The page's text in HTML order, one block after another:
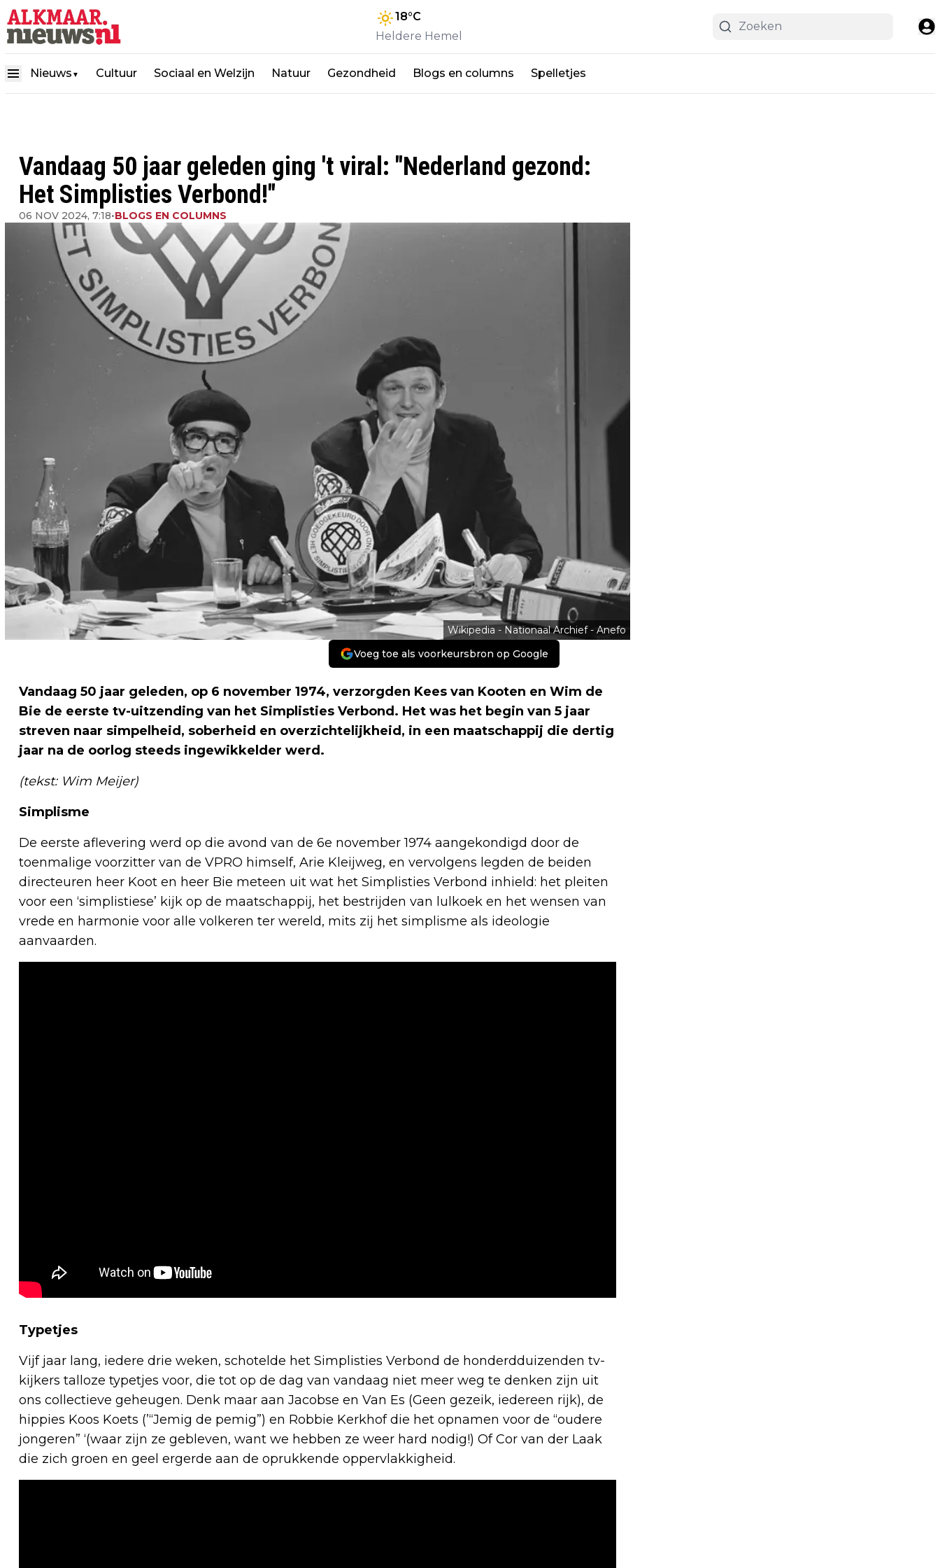
18°C
Heldere Hemel
Nieuws ▼ Cultuur Sociaal en Welzijn Natuur Gezondheid Blogs en columns Spelletjes
Vandaag 50 jaar geleden ging 't viral: "Nederland gezond:
Het Simplisties Verbond!"
06 NOV 2024, 7:18•BLOGS EN COLUMNS
Wikipedia - Nationaal Archief - Anefo
Voeg toe als voorkeursbron op Google
Vandaag 50 jaar geleden, op 6 november 1974, verzorgden Kees van Kooten en Wim de
Bie de eerste tv-uitzending van het Simplisties Verbond. Het was het begin van 5 jaar
streven naar simpelheid, soberheid en overzichtelijkheid, in een maatschappij die dertig
jaar na de oorlog steeds ingewikkelder werd.
(tekst: Wim Meijer)
Simplisme
De eerste aflevering werd op die avond van de 6e november 1974 aangekondigd door de
toenmalige voorzitter van de VPRO himself, Arie Kleijweg, en vervolgens legden de beiden
directeuren heer Koot en heer Bie meteen uit wat het Simplisties Verbond inhield: het pleiten
voor een ‘simplistiese’ kijk op de maatschappij, het bestrijden van lulkoek en het wensen van
vrede en harmonie voor alle volkeren ter wereld, mits zij het simplisme als ideologie
aanvaarden.
Typetjes
Vijf jaar lang, iedere drie weken, schotelde het Simplisties Verbond de honderdduizenden tv-
kijkers talloze typetjes voor, die tot op de dag van vandaag niet meer weg te denken zijn uit
ons collectieve geheugen. Denk maar aan Jacobse en Van Es (Geen gezeik, iedereen rijk), de
hippies Koos Koets (’“Jemig de pemig”) en Robbie Kerkhof die het opnamen voor de “oudere
jongeren” ‘(waar zijn ze gebleven, want we hebben ze weer hard nodig!) Of Cor van der Laak
die zich groen en geel ergerde aan de oprukkende oppervlakkigheid.